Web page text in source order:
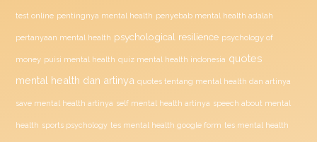
test online pentingnya mental health penyebab mental health adalah
pertanyaan mental health psychological resilience psychology of
money puisi mental health quiz mental health indonesia quotes
mental health dan artinya quotes tentang mental health dan artinya
save mental health artinya self mental health artinya speech about mental
health sports psychology tes mental health google form tes mental health